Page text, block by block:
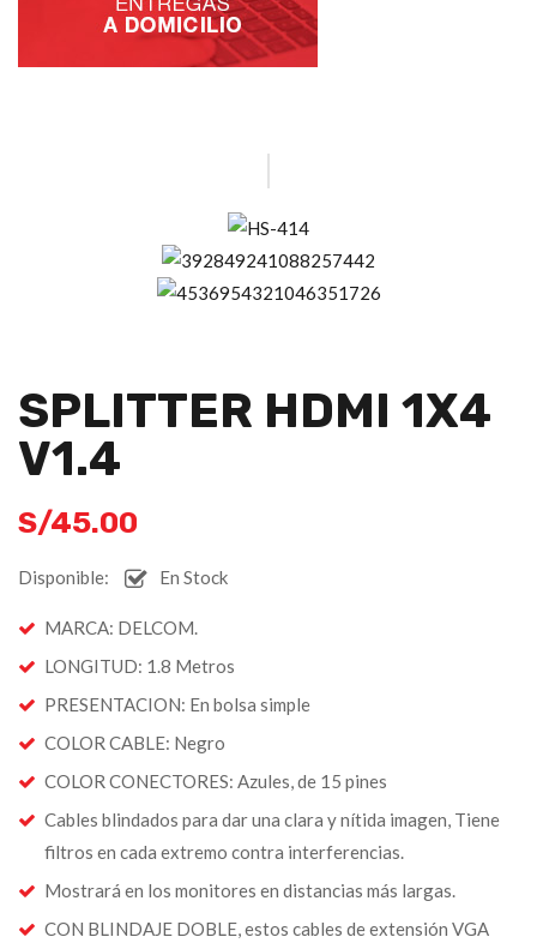
SPLITTER HDMI 1X4
V1.4
S/45.00
Disponible: En Stock
MARCA: DELCOM.
LONGITUD: 1.8 Metros
PRESENTACION: En bolsa simple
COLOR CABLE: Negro
COLOR CONECTORES: Azules, de 15 pines
Cables blindados para dar una clara y nítida imagen, Tiene
filtros en cada extremo contra interferencias.
Mostrará en los monitores en distancias más largas.
CON BLINDAJE DOBLE, estos cables de extensión VGA